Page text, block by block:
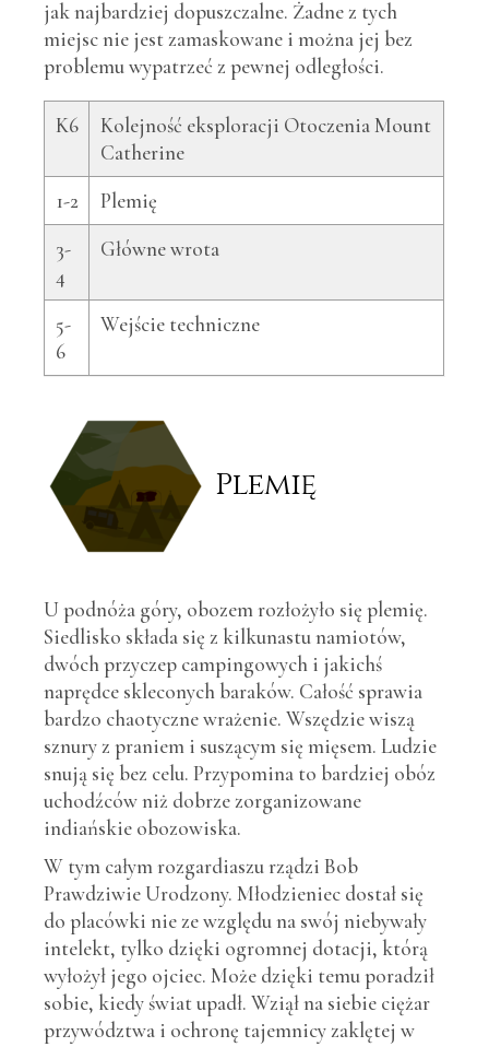
jak najbardziej dopuszczalne. Żadne z tych
miejsc nie jest zamaskowane i można jej bez
problemu wypatrzeć z pewnej odległości.
K6
Kolejność eksploracji Otoczenia Mount
Catherine
1-2
Plemię
3-
4
Główne wrota
5-
6
Wejście techniczne
Plemię
U podnóża góry, obozem rozłożyło się plemię.
Siedlisko składa się z kilkunastu namiotów,
dwóch przyczep campingowych i jakichś
naprędce skleconych baraków. Całość sprawia
bardzo chaotyczne wrażenie. Wszędzie wiszą
sznury z praniem i suszącym się mięsem. Ludzie
snują się bez celu. Przypomina to bardziej obóz
uchodźców niż dobrze zorganizowane
indiańskie obozowiska.
W tym całym rozgardiaszu rządzi Bob
Prawdziwie Urodzony. Młodzieniec dostał się
do placówki nie ze względu na swój niebywały
intelekt, tylko dzięki ogromnej dotacji, którą
wyłożył jego ojciec. Może dzięki temu poradził
sobie, kiedy świat upadł. Wziął na siebie ciężar
przywództwa i ochronę tajemnicy zaklętej w